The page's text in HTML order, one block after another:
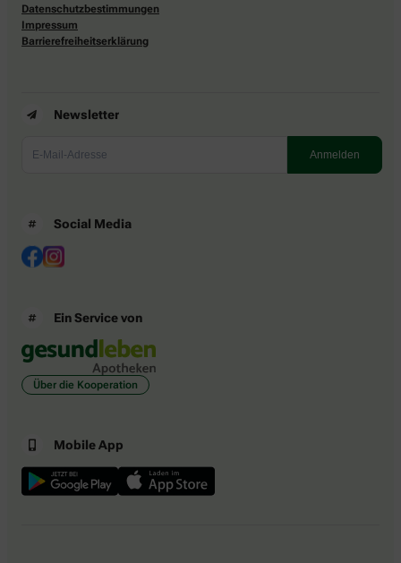
Datenschutzbestimmungen
Impressum
Barrierefreiheitserklärung
Newsletter
Social Media
Ein Service von
Über die Kooperation
Mobile App